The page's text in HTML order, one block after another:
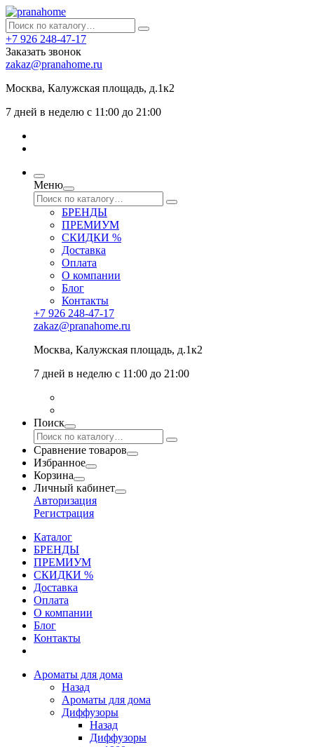
+7 926 248-47-17
Заказать звонок
zakaz@pranahome.ru
Москва, Калужская площадь, д.1к2
7 дней в неделю с 11:00 до 21:00
Меню
БРЕНДЫ
ПРЕМИУМ
СКИДКИ %
Доставка
Оплата
О компании
Блог
Контакты
+7 926 248-47-17
zakaz@pranahome.ru
Москва, Калужская площадь, д.1к2
7 дней в неделю с 11:00 до 21:00
Поиск
Сравнение товаров
Избранное
Корзина
Личный кабинет
Авторизация
Регистрация
Каталог
БРЕНДЫ
ПРЕМИУМ
СКИДКИ %
Доставка
Оплата
О компании
Блог
Контакты
Ароматы для дома
Назад
Ароматы для дома
Диффузоры
Назад
Диффузоры